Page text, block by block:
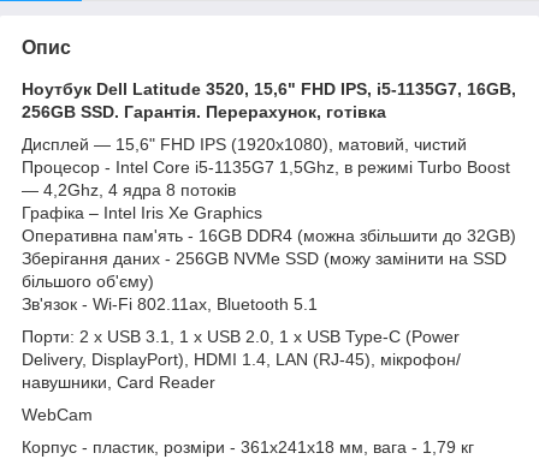
Опис
Ноутбук Dell Latitude 3520, 15,6" FHD IPS, i5-1135G7, 16GB,
256GB SSD. Гарантія. Перерахунок, готівка
Дисплей — 15,6" FHD IPS (1920x1080), матовий, чистий
Процесор - Intel Core i5-1135G7 1,5Ghz, в режимі Turbo Boost
― 4,2Ghz, 4 ядра 8 потоків
Графіка – Intel Iris Xe Graphics
Оперативна пам'ять - 16GB DDR4 (можна збільшити до 32GB)
Зберігання даних - 256GB NVMe SSD (можу замінити на SSD
більшого об'єму)
Зв'язок - Wi-Fi 802.11ax, Bluetooth 5.1
Порти: 2 x USB 3.1, 1 x USB 2.0, 1 x USB Type-C (Power
Delivery, DisplayPort), HDMI 1.4, LAN (RJ-45), мікрофон/
навушники, Card Reader
WebCam
Корпус - пластик, розміри - 361x241x18 мм, вага - 1,79 кг